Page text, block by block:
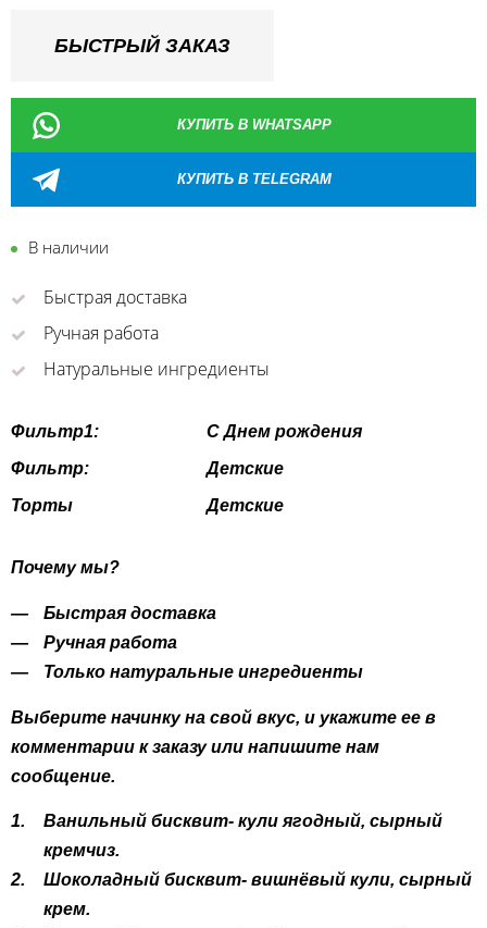
БЫСТРЫЙ ЗАКАЗ
КУПИТЬ В WHATSAPP
КУПИТЬ В TELEGRAM
В наличии
Быстрая доставка
Ручная работа
Натуральные ингредиенты
Фильтр1:
С Днем рождения
Фильтр:
Детские
Торты
Детские
Почему мы?
Быстрая доставка
Ручная работа
Только натуральные ингредиенты
Выберите начинку на свой вкус, и укажите ее в
комментарии к заказу или напишите нам
сообщение.
Ванильный бисквит- кули ягодный, сырный
кремчиз.
Шоколадный бисквит- вишнёвый кули, сырный
крем.